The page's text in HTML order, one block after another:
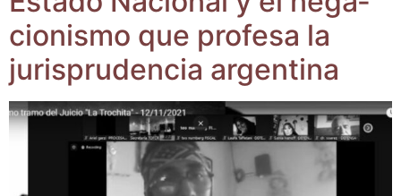
cio­nis­mo que pro­fe­sa la
juris­pru­den­cia argentina